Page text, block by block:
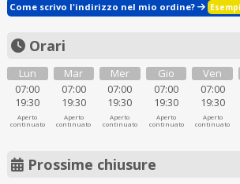
Come scrivo l'indirizzo nel mio ordine?
Orari
Lun
07:00
19:30
Aperto
continuato
Mar
07:00
19:30
Aperto
continuato
Mer
07:00
19:30
Aperto
continuato
Gio
07:00
19:30
Aperto
continuato
Ven
07:00
19:30
Aperto
continuato
Prossime chiusure